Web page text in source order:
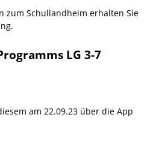
zum Schullandheim erhalten Sie
LG 3-7
am 22.09.23 über die App